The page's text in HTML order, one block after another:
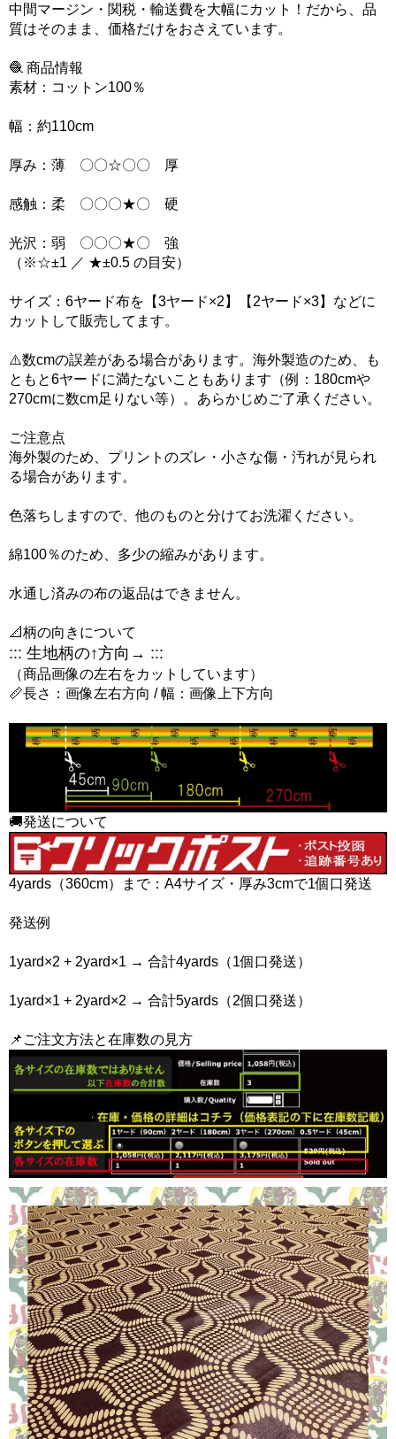
中間マージン・関税・輸送費を大幅にカット！だから、品
質はそのまま、価格だけをおさえています。
🧶 商品情報
素材：コットン100％
幅：約110cm
厚み：薄 〇〇☆〇〇 厚
感触：柔 〇〇〇★〇 硬
光沢：弱 〇〇〇★〇 強
（※☆±1 ／ ★±0.5 の目安）
サイズ：6ヤード布を【3ヤード×2】【2ヤード×3】などに
カットして販売してます。
⚠️数cmの誤差がある場合があります。海外製造のため、も
ともと6ヤードに満たないこともあります（例：180cmや
270cmに数cm足りない等）。あらかじめご了承ください。
ご注意点
海外製のため、プリントのズレ・小さな傷・汚れが見られ
る場合があります。
色落ちしますので、他のものと分けてお洗濯ください。
綿100％のため、多少の縮みがあります。
水通し済みの布の返品はできません。
📐柄の向きについて
::: 生地柄の↑方向→ :::
（商品画像の左右をカットしています）
📏長さ：画像左右方向 / 幅：画像上下方向
🚚発送について
4yards（360cm）まで：A4サイズ・厚み3cmで1個口発送
発送例
1yard×2 + 2yard×1 → 合計4yards（1個口発送）
1yard×1 + 2yard×2 → 合計5yards（2個口発送）
📌ご注文方法と在庫数の見方